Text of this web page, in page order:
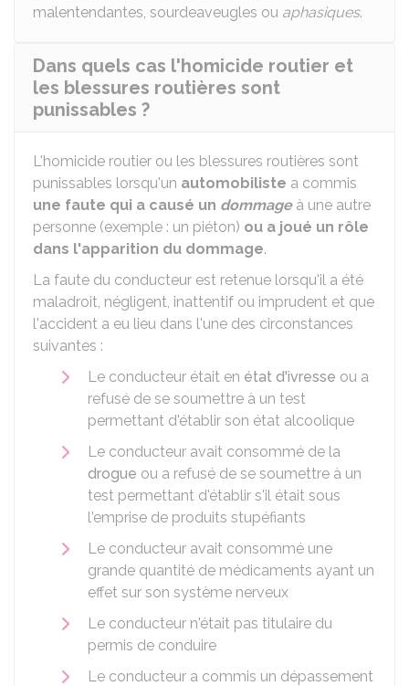
malentendantes, sourdeaveugles ou aphasiques.
Dans quels cas l'homicide routier et
les blessures routières sont
punissables ?
L'homicide routier ou les blessures routières sont
punissables lorsqu'un automobiliste a commis
une faute qui a causé un dommageà une autre
personne (exemple : un piéton) ou a joué un rôle
dans l'apparition du dommage.
La faute du conducteur est retenue lorsqu'il a été
maladroit, négligent, inattentif ou imprudent et que
l'accident a eu lieu dans l'une des circonstances
suivantes :
Le conducteur était en état d'ivresse ou a
refusé de se soumettre à un test
permettant d'établir son état alcoolique
Le conducteur avait consommé de la
drogue ou a refusé de se soumettre à un
test permettant d'établir s'il était sous
l'emprise de produits stupéfiants
Le conducteur avait consommé une
grande quantité de médicaments ayant un
effet sur son système nerveux
Le conducteur n'était pas titulaire du
permis de conduire
Le conducteur a commis un dépassement